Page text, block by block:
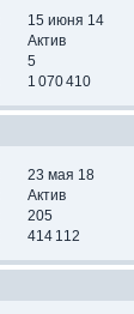
15 июня 14
Актив
5
1 070 410
23 мая 18
Актив
205
414 112